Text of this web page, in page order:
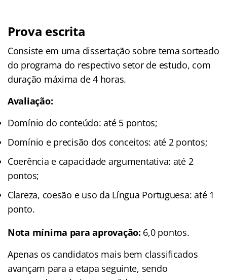
Prova escrita
Consiste em uma dissertação sobre tema sorteado
do programa do respectivo setor de estudo, com
duração máxima de 4 horas.
Avaliação:
Domínio do conteúdo: até 5 pontos;
Domínio e precisão dos conceitos: até 2 pontos;
Coerência e capacidade argumentativa: até 2
pontos;
Clareza, coesão e uso da Língua Portuguesa: até 1
ponto.
Nota mínima para aprovação: 6,0 pontos.
Apenas os candidatos mais bem classificados
avançam para a etapa seguinte, sendo